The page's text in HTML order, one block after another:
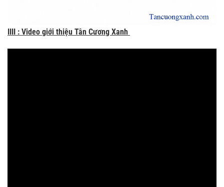
IIII : Video giới thiệu Tân Cương Xanh